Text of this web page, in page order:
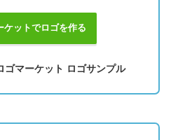
ケットでロゴを作る